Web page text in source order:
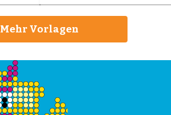
Mehr Vorlagen